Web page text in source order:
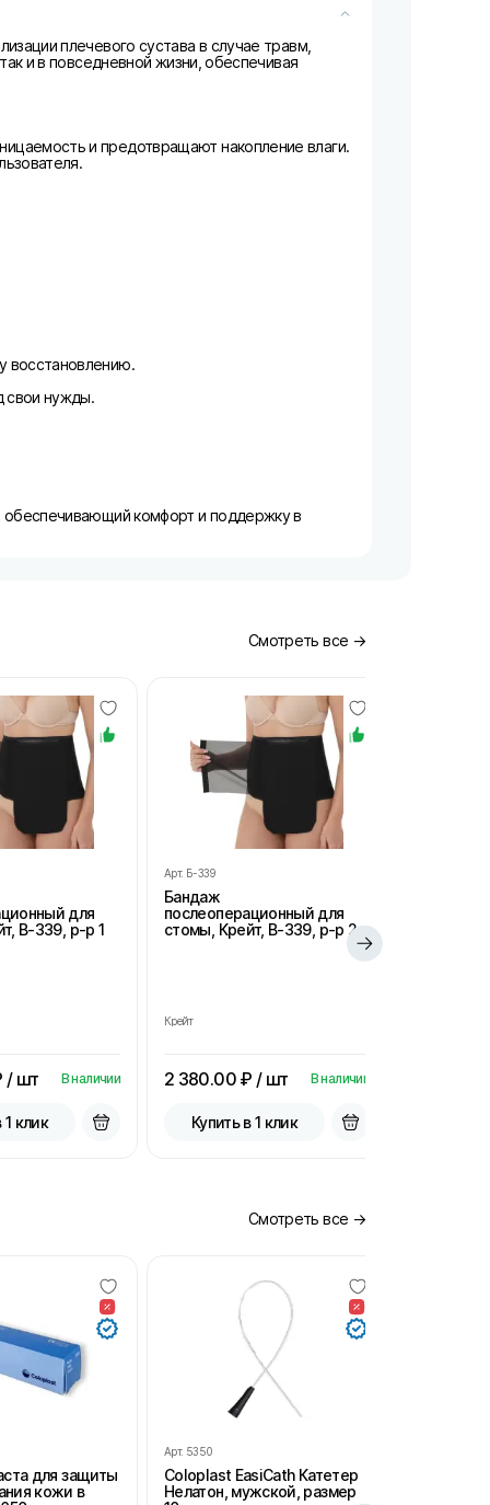
плечевого сустава в случае травм,
и в повседневной жизни, обеспечивая
и предотвращают накопление влаги.
восстановлению.
свои нужды.
обеспечивающий комфорт и поддержку в
Смотреть все →
для
В-339, р-р 1
/ шт В наличии
1 клик
Арт. Б-339
Бандаж
послеоперационный для
стомы, Крейт, В-339, р-р 2
Крейт
2 380.00₽ / шт В наличии
Купить в 1 клик
Смотреть все →
для защиты
кожи в
Арт. 5350
Coloplast EasiCath Катетер
Нелатон, мужской, размер